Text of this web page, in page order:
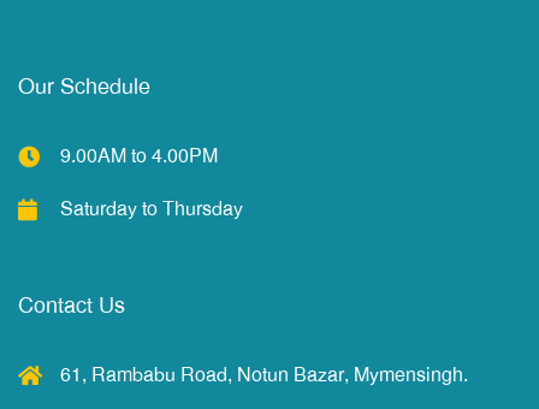
Our Schedule
9.00AM to 4.00PM
Saturday to Thursday
Contact Us
61, Rambabu Road, Notun Bazar, Mymensingh.